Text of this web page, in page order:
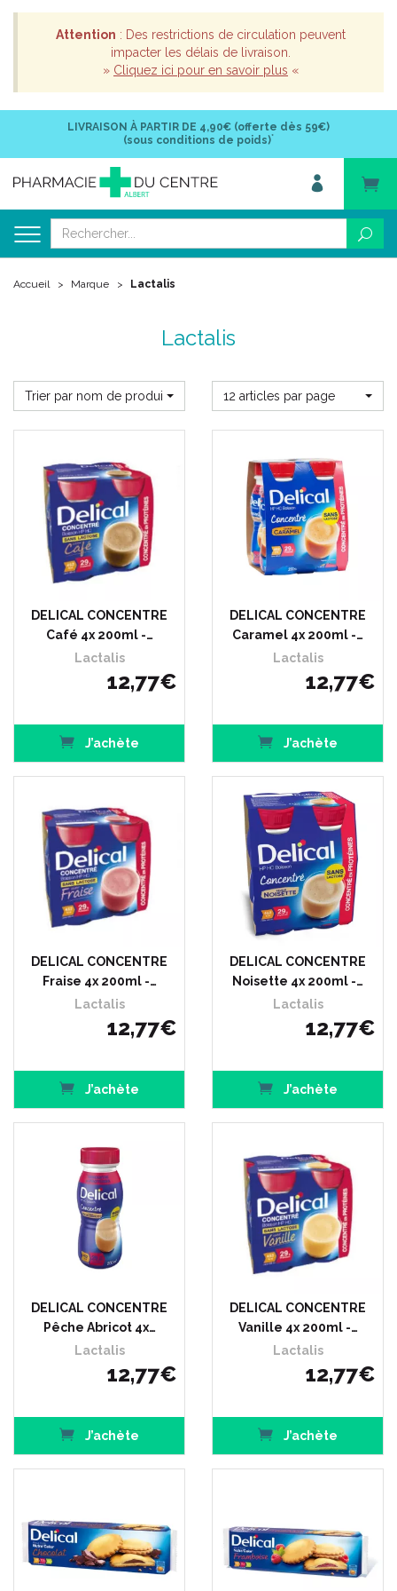
Attention : Des restrictions de circulation peuvent
impacter les délais de livraison.
» Cliquez ici pour en savoir plus «
LIVRAISON À PARTIR DE 4,90€ (offerte dès 59€)
(sous conditions de poids)*
Accueil Marque Lactalis
Lactalis
Trier par nom de produit 12 articles par page
DELICAL CONCENTRE
Café 4x 200ml -…
Lactalis
12,77€
J’achète
DELICAL CONCENTRE
Caramel 4x 200ml -…
Lactalis
12,77€
J’achète
DELICAL CONCENTRE
Fraise 4x 200ml -…
Lactalis
12,77€
J’achète
DELICAL CONCENTRE
Noisette 4x 200ml -…
Lactalis
12,77€
J’achète
DELICAL CONCENTRE
Pêche Abricot 4x…
Lactalis
12,77€
J’achète
DELICAL CONCENTRE
Vanille 4x 200ml -…
Lactalis
12,77€
J’achète